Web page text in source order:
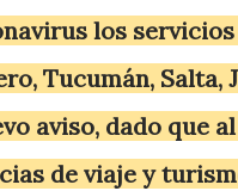
los servicios
Tucumán,
aviso, dado que
de viaje y